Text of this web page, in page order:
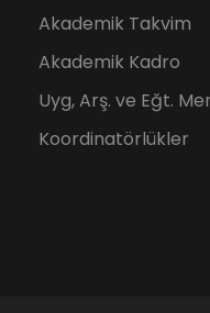
Akademik Takvim
Akademik Kadro
Uyg, Arş. ve Eğt.
Koordinatörlükler